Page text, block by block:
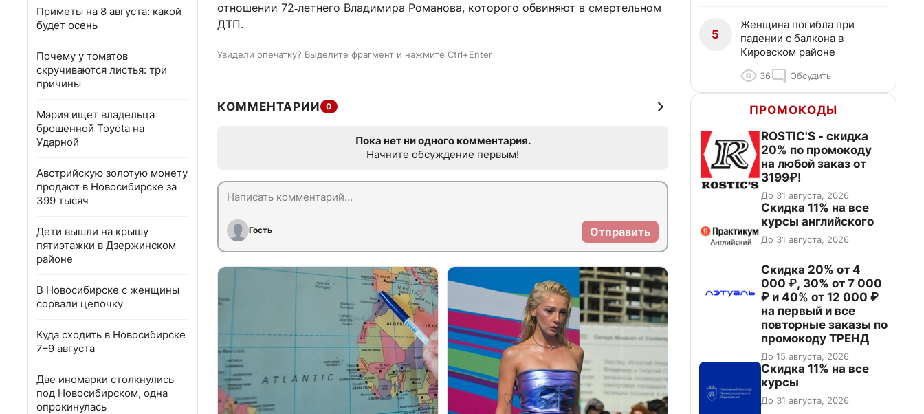
Приметы на 8 августа: какой
будет осень
Почему у томатов
скручиваются листья: три
причины
Мэрия ищет владельца
брошенной Toyota на
Ударной
Австрийскую золотую монету
продают в Новосибирске за
399 тысяч
Дети вышли на крышу
пятиэтажки в Дзержинском
районе
В Новосибирске с женщины
сорвали цепочку
Куда сходить в Новосибирске
7–9 августа
Две иномарки столкнулись
под Новосибирском, одна
опрокинулась
отношении 72‑летнего Владимира Романова, которого обвиняют в смертельном
ДТП.
Увидели опечатку? Выделите фрагмент и нажмите Ctrl+Enter
КОММЕНТАРИИ 0
Пока нет ни одного комментария.
Начните обсуждение первым!
Гость Отправить
5
Женщина погибла при
падении с балкона в
Кировском районе
36 Обсудить
ПРОМОКОДЫ
ROSTIC'S - скидка
20% по промокоду
на любой заказ от
3199₽!
До 31 августа, 2026
Скидка 11% на все
курсы английского
До 31 августа, 2026
Скидка 20% от 4
000 ₽, 30% от 7 000
₽ и 40% от 12 000 ₽
на первый и все
повторные заказы по
промокоду ТРЕНД
До 15 августа, 2026
Скидка 11% на все
курсы
До 31 августа, 2026